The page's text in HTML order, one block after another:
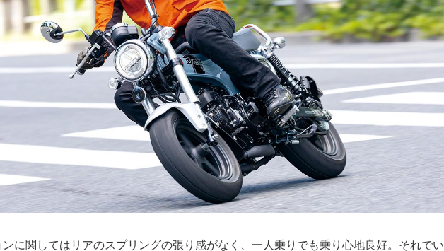
に関してはリアのスプリングの張り感がなく、一人乗りでも乗り心地良好。それでい